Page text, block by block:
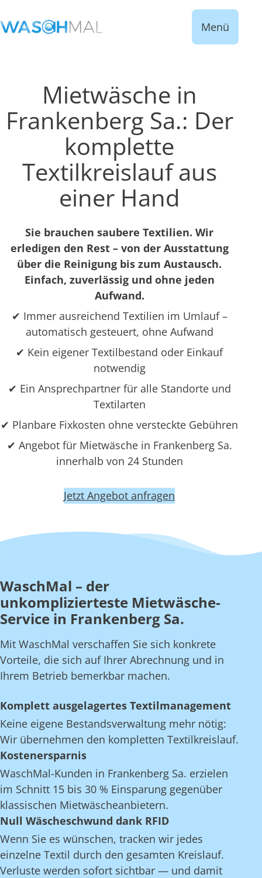
Menü
Mietwäsche in
Frankenberg Sa.: Der
komplette
Textilkreislauf aus
einer Hand
Sie brauchen saubere Textilien. Wir
erledigen den Rest – von der Ausstattung
über die Reinigung bis zum Austausch.
Einfach, zuverlässig und ohne jeden
Aufwand.
✔ Immer ausreichend Textilien im Umlauf –
automatisch gesteuert, ohne Aufwand
✔ Kein eigener Textilbestand oder Einkauf
notwendig
✔ Ein Ansprechpartner für alle Standorte und
Textilarten
✔ Planbare Fixkosten ohne versteckte Gebühren
✔ Angebot für Mietwäsche in Frankenberg Sa.
innerhalb von 24 Stunden
Jetzt Angebot anfragen
WaschMal – der
unkomplizierteste Mietwäsche-
Service in Frankenberg Sa.
Mit WaschMal verschaffen Sie sich konkrete
Vorteile, die sich auf Ihrer Abrechnung und in
Ihrem Betrieb bemerkbar machen.
Komplett ausgelagertes Textilmanagement
Keine eigene Bestandsverwaltung mehr nötig:
Wir übernehmen den kompletten Textilkreislauf.
Kostenersparnis
WaschMal-Kunden in Frankenberg Sa. erzielen
im Schnitt 15 bis 30 % Einsparung gegenüber
klassischen Mietwäscheanbietern.
Null Wäscheschwund dank RFID
Wenn Sie es wünschen, tracken wir jedes
einzelne Textil durch den gesamten Kreislauf.
Verluste werden sofort sichtbar — und damit